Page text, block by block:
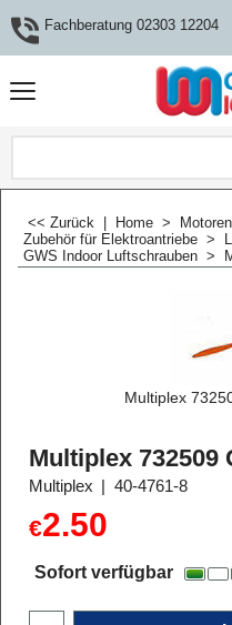
Fachberatung 02303 12204
<< Zurück Home >
Zubehör für Elektroantriebe >
GWS Indoor Luftschrauben >
Multiplex
Multiplex 732509
Multiplex 40-4761-8
€2.50
Sofort verfügbar